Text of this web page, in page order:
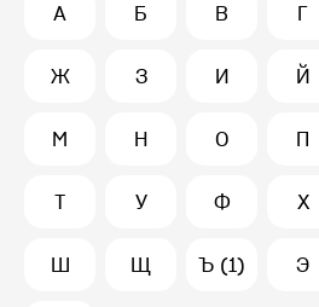
А Б В Г
Ж З И Й
М Н О П
Т У Ф Х
Ш Щ Ъ (1) Э